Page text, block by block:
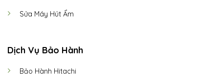
Sửa Máy Hút Ẩm
Dịch Vụ Bảo Hành
Bảo Hành Hitachi